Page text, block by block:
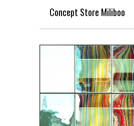
Concept Store Miliboo